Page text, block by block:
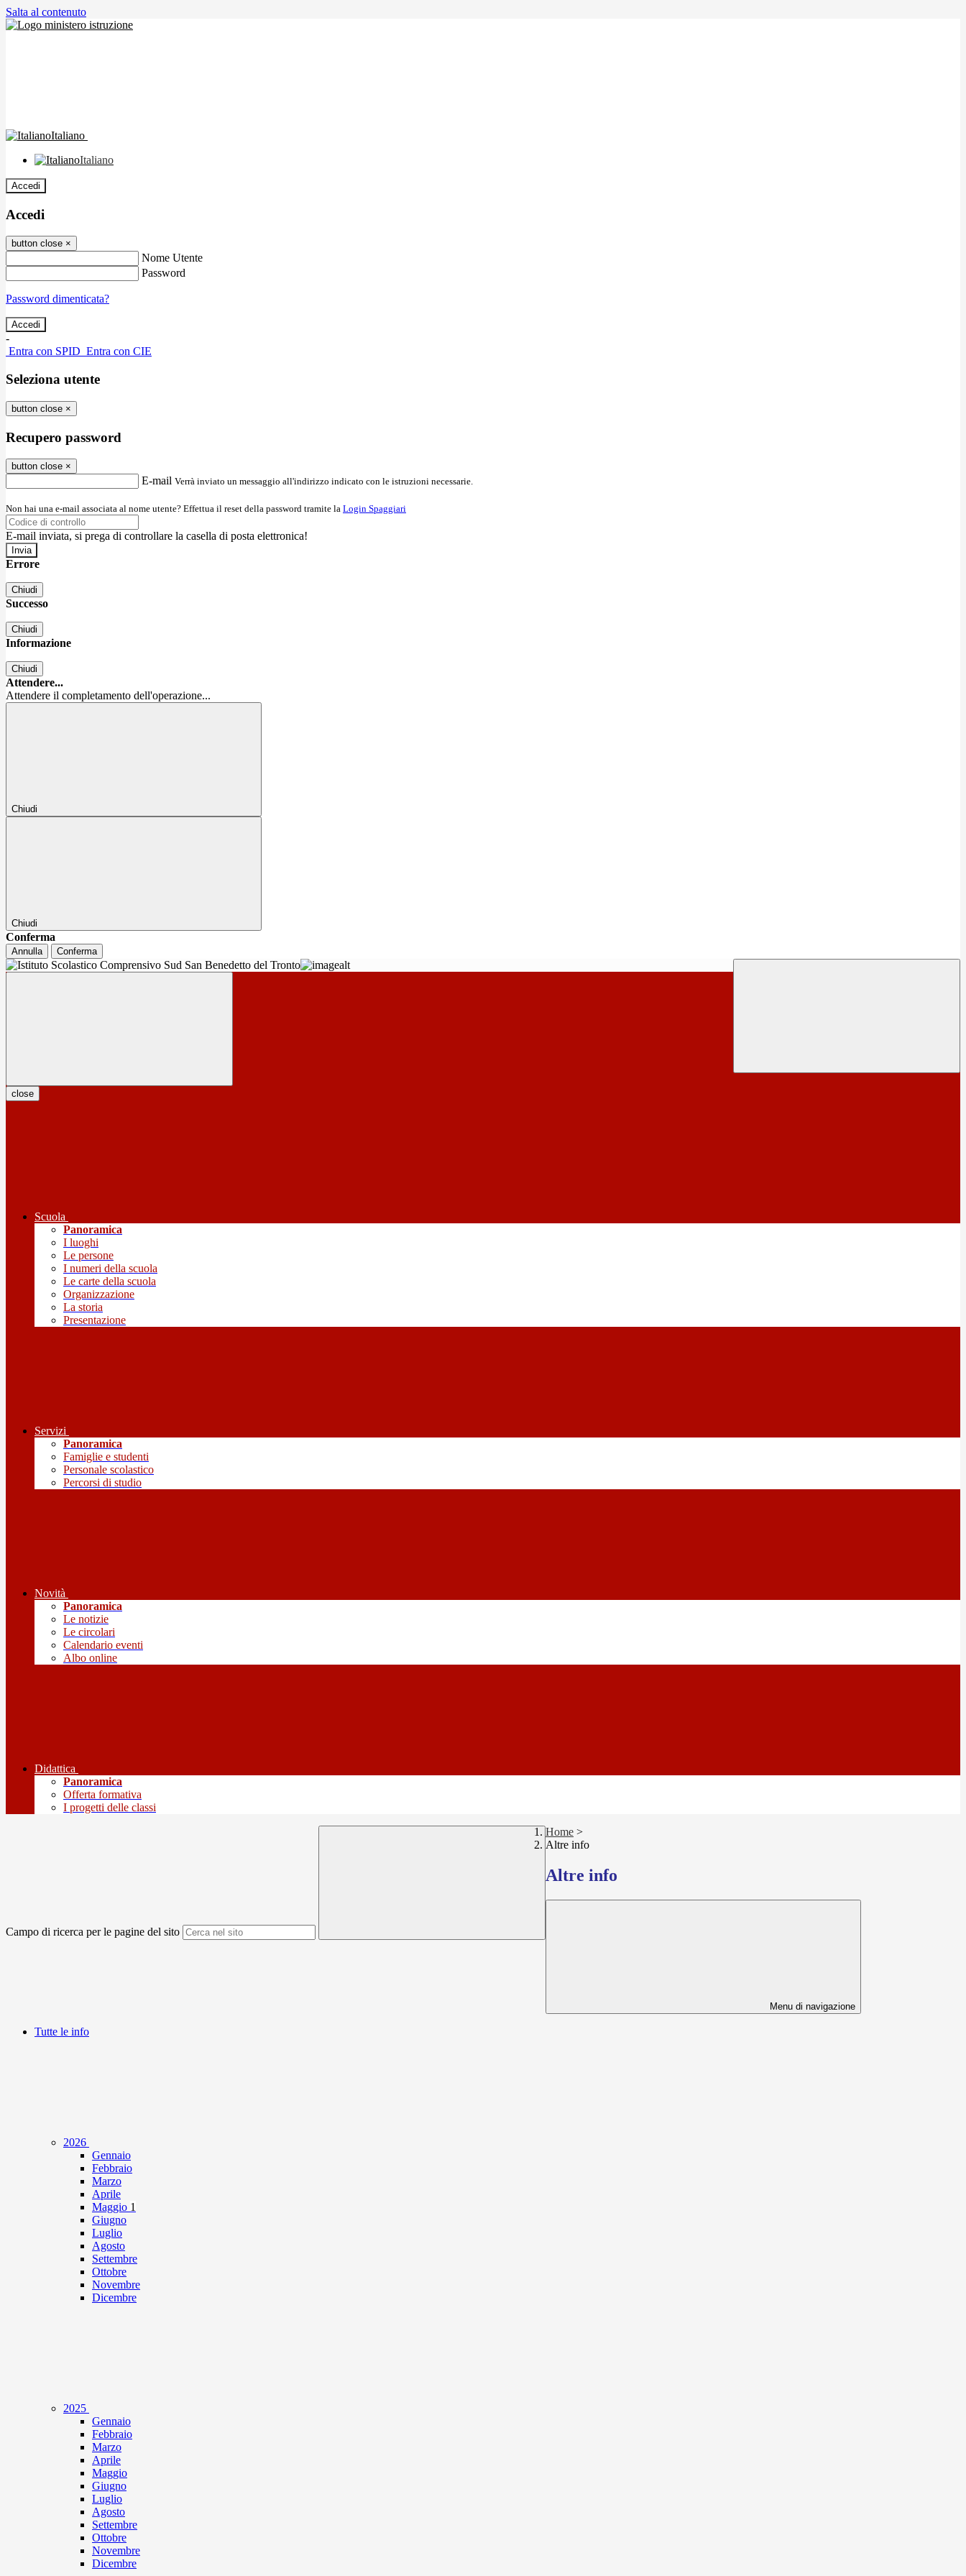
Salta al contenuto
Italiano
Italiano
Accedi
Accedi
button close ×
Nome Utente
Password
Password dimenticata?
-
Entra con SPID Entra con CIE
Seleziona utente
button close ×
Recupero password
button close ×
E-mail Verrà inviato un messaggio all'indirizzo indicato con le istruzioni necessarie.
Non hai una e-mail associata al nome utente? Effettua il reset della password tramite la Login Spaggiari
E-mail inviata, si prega di controllare la casella di posta elettronica!
Errore
Chiudi
Successo
Chiudi
Informazione
Chiudi
Attendere...
Attendere il completamento dell'operazione...
Chiudi
Chiudi
Conferma
Annulla Conferma
close
Scuola
Panoramica
I luoghi
Le persone
I numeri della scuola
Le carte della scuola
Organizzazione
La storia
Presentazione
Servizi
Panoramica
Famiglie e studenti
Personale scolastico
Percorsi di studio
Novità
Panoramica
Le notizie
Le circolari
Calendario eventi
Albo online
Didattica
Panoramica
Offerta formativa
I progetti delle classi
Campo di ricerca per le pagine del sito
Home >
Altre info
Altre info
Menu di navigazione
Tutte le info
2026
Gennaio
Febbraio
Marzo
Aprile
Maggio 1
Giugno
Luglio
Agosto
Settembre
Ottobre
Novembre
Dicembre
2025
Gennaio
Febbraio
Marzo
Aprile
Maggio
Giugno
Luglio
Agosto
Settembre
Ottobre
Novembre
Dicembre